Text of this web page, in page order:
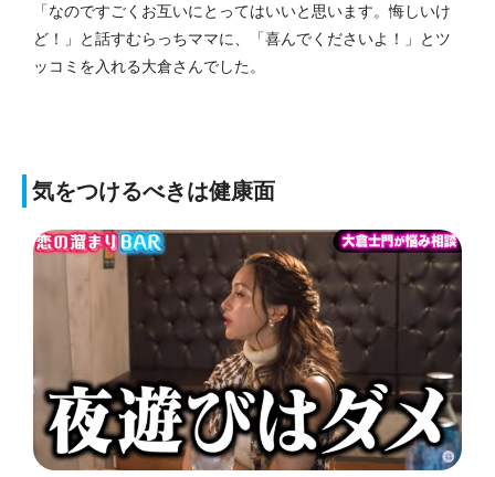
「なのですごくお互いにとってはいいと思います。悔しいけ
ど！」と話すむらっちママに、「喜んでくださいよ！」とツ
ッコミを入れる大倉さんでした。
気をつけるべきは健康面